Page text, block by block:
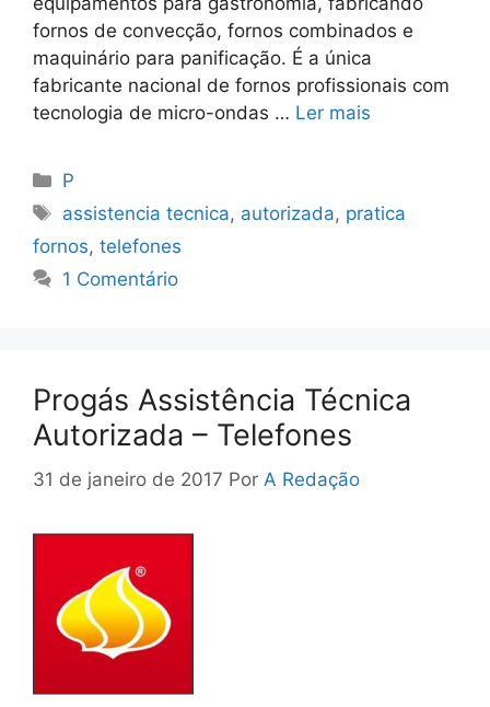
fornos de convecção, fornos combinados e
maquinário para panificação. É a única
fabricante nacional de fornos profissionais com
tecnologia de micro-ondas … Ler mais
Categorias
P
Tags
assistencia tecnica, autorizada, pratica
fornos, telefones
1 Comentário
Progás Assistência Técnica
Autorizada – Telefones
31 de janeiro de 2017 Por A Redação